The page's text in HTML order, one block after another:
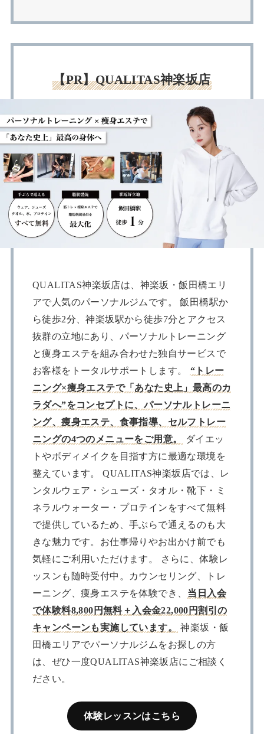
【PR】QUALITAS神楽坂店
QUALITAS神楽坂店は、神楽坂・飯田橋エリ
アで人気のパーソナルジムです。 飯田橋駅か
ら徒歩2分、神楽坂駅から徒歩7分とアクセス
抜群の立地にあり、パーソナルトレーニング
と痩身エステを組み合わせた独自サービスで
お客様をトータルサポートします。 “トレー
ニング×痩身エステで「あなた史上」最高のカ
ラダへ”をコンセプトに、パーソナルトレーニ
ング、痩身エステ、食事指導、セルフトレー
ニングの4つのメニューをご用意。
ダイエッ
トやボディメイクを目指す方に最適な環境を
整えています。 QUALITAS神楽坂店では、レ
ンタルウェア・シューズ・タオル・靴下・ミ
ネラルウォーター・プロテインをすべて無料
で提供しているため、手ぶらで通えるのも大
きな魅力です。お仕事帰りやお出かけ前でも
気軽にご利用いただけます。 さらに、体験レ
ッスンも随時受付中。カウンセリング、トレ
ーニング、痩身エステを体験でき、 当日入会
で体験料8,800円無料＋入会金22,000円割引の
キャンペーンも実施しています。
神楽坂・飯
田橋エリアでパーソナルジムをお探しの方
は、ぜひ一度QUALITAS神楽坂店にご相談く
ださい。
体験レッスンはこちら